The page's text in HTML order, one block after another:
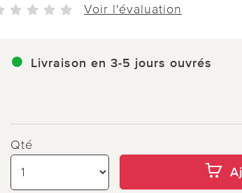
Voir l'évaluation
Livraison en 3-5 jours ouvrés
Qté